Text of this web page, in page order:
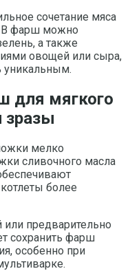
сочетание мяса
В фарш можно
а также
овощей или сыра,
уникальным.
для мягкого
зразы
мелко
сливочного масла
более
или предварительно
сохранить фарш
особенно при